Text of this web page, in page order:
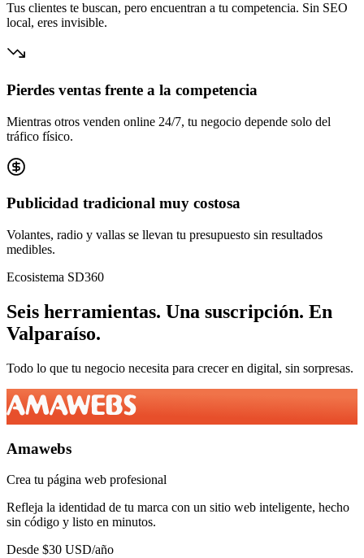
Tus clientes te buscan, pero encuentran a tu competencia. Sin SEO
local, eres invisible.
Pierdes ventas frente a la competencia
Mientras otros venden online 24/7, tu negocio depende solo del
tráfico físico.
Publicidad tradicional muy costosa
Volantes, radio y vallas se llevan tu presupuesto sin resultados
medibles.
Ecosistema SD360
Seis herramientas. Una suscripción. En
Valparaíso.
Todo lo que tu negocio necesita para crecer en digital, sin sorpresas.
Amawebs
Crea tu página web profesional
Refleja la identidad de tu marca con un sitio web inteligente, hecho
sin código y listo en minutos.
Desde $30 USD/año